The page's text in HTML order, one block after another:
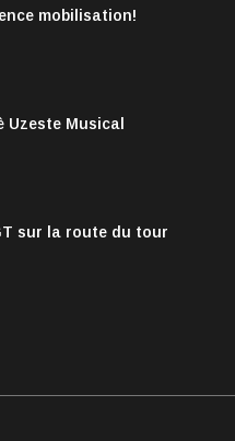
mobilisation!
Uzeste Musical
sur la route du tour